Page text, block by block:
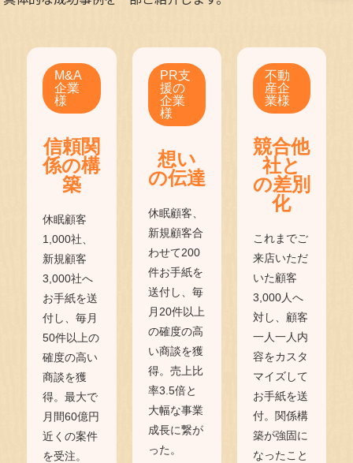
M&A
企業
様
信頼関
係の構
築
休眠顧客
1,000社、
新規顧客
3,000社へ
お手紙を送
付し、毎月
50件以上の
確度の高い
商談を獲
得。最大で
月間60億円
近くの案件
を受注。
PR支
援の
企業
様
想い
の伝達
休眠顧客、
新規顧客合
わせて200
件お手紙を
送付し、毎
月20件以上
の確度の高
い商談を獲
得。売上比
率3.5倍と
大幅な事業
成長に繋が
った。
不動
産企
業様
競合他
社と
の差別
化
これまでご
来店いただ
いた顧客
3,000人へ
対し、顧客
一人一人内
容をカスタ
マイズして
お手紙を送
付。関係構
築が強固に
なったこと